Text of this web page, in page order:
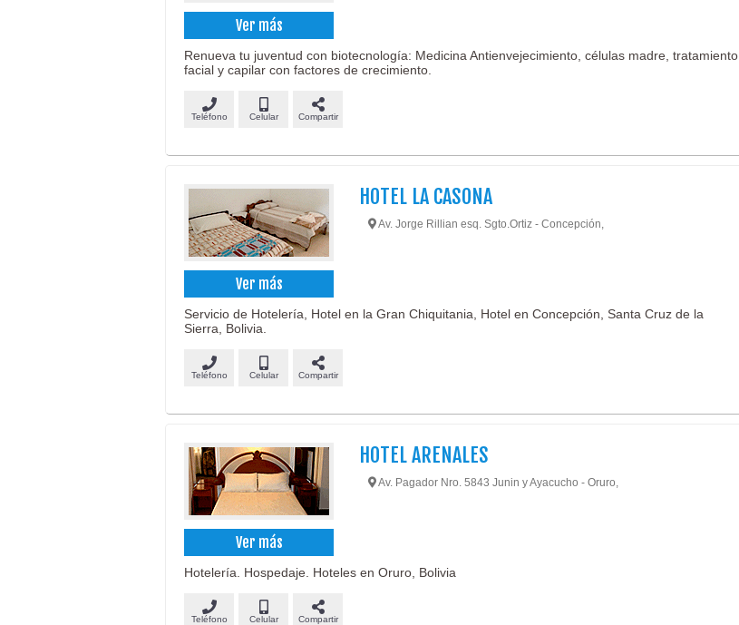
Ver más
Renueva tu juventud con biotecnología: Medicina Antienvejecimiento, células madre, tratamiento
facial y capilar con factores de crecimiento.
Teléfono Celular Compartir
Ver más
HOTEL LA CASONA
Av. Jorge Rillian esq. Sgto.Ortiz - Concepción,
Servicio de Hotelería, Hotel en la Gran Chiquitania, Hotel en Concepción, Santa Cruz de la
Sierra, Bolivia.
Teléfono Celular Compartir
Ver más
HOTEL ARENALES
Av. Pagador Nro. 5843 Junin y Ayacucho - Oruro,
Hotelería. Hospedaje. Hoteles en Oruro, Bolivia
Teléfono Celular Compartir